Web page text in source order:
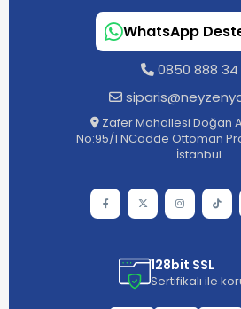
WhatsApp
0850 888 34
Zafer Mahallesi Doğan
No:95/1 NCadde Ottoman
İstanbul
128bit SSL
Sertifikalı ile